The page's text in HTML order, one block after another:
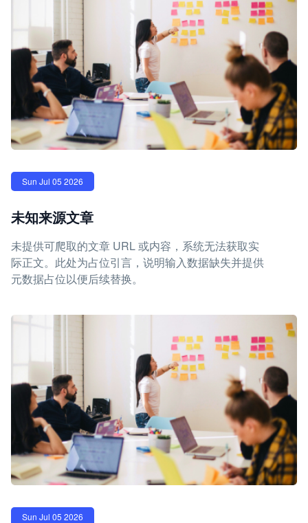
Sun Jul 05 2026
未知来源文章
未提供可爬取的文章 URL 或内容，系统无法获取实
际正文。此处为占位引言，说明输入数据缺失并提供
元数据占位以便后续替换。
Sun Jul 05 2026